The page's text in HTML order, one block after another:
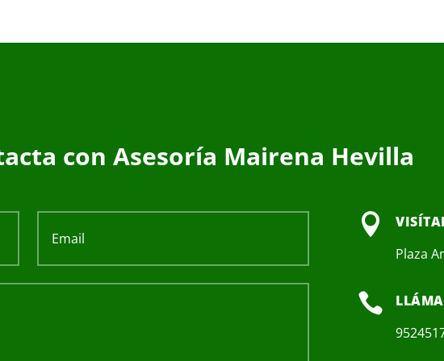
con Asesoría Mairena Hevilla

Plaza
